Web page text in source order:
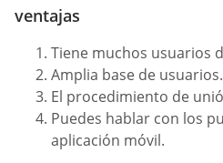
ventajas
Tiene muchos usuarios
Amplia base de usuarios.
El procedimiento de
Puedes hablar con los
aplicación móvil.